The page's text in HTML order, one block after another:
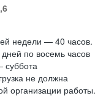
недели — 40 часов.
по восемь часов
не должна
организации работы.